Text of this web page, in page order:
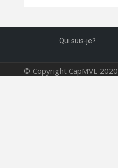
Qui suis-je?
© Copyright CapMVE 2020